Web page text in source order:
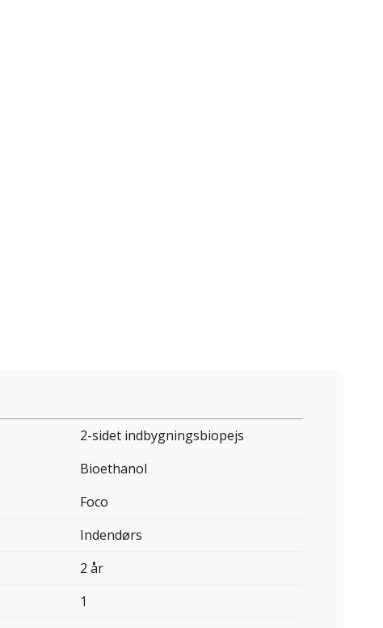
2-sidet indbygningsbiopejs
Bioethanol
Foco
Indendørs
2 år
1